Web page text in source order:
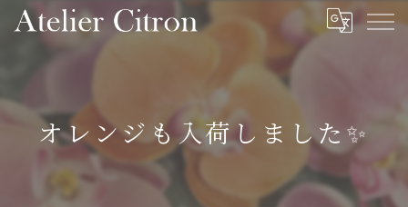
オレンジも入荷しました✨️